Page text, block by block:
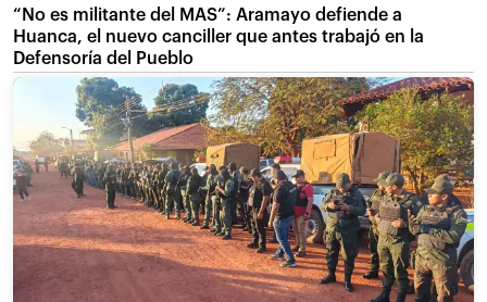
“No es militante del MAS”: Aramayo defiende a
Huanca, el nuevo canciller que antes trabajó en la
Defensoría del Pueblo